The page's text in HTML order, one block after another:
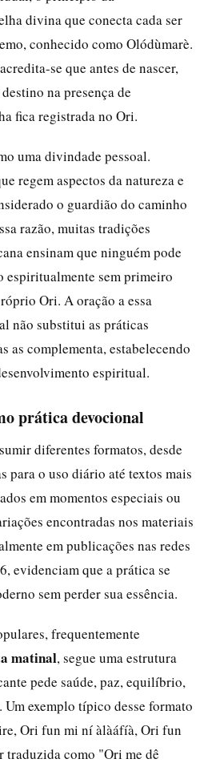
divina que conecta cada ser
conhecido como Olódùmarè.
se que antes de nascer,
na presença de
fica registrada no Ori.
uma divindade pessoal.
regem aspectos da natureza e
o guardião do caminho
razão, muitas tradições
ensinam que ninguém pode
espiritualmente sem primeiro
Ori. A oração a essa
não substitui as práticas
as complementa, estabelecendo
espiritual.
prática devocional
diferentes formatos, desde
para o uso diário até textos mais
em momentos especiais ou
encontradas nos materiais
em publicações nas redes
evidenciam que a prática se
sem perder sua essência.
frequentemente
matinal, segue uma estrutura
pede saúde, paz, equilíbrio,
exemplo típico desse formato
Ori fun mi ní àlàáfíà, Ori fun
traduzida como "Ori me dê